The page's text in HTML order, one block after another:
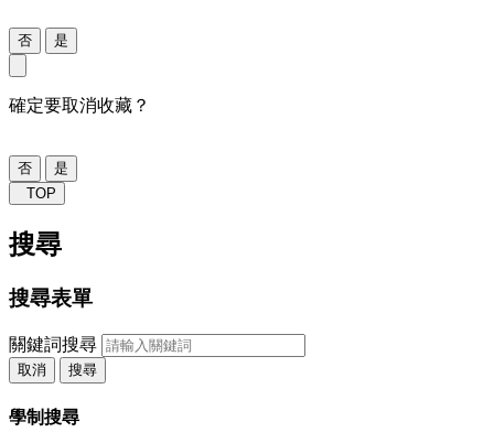
否 是
確定要取消收藏？
否
是
TOP
搜尋
搜尋表單
關鍵詞搜尋
取消 搜尋
學制搜尋